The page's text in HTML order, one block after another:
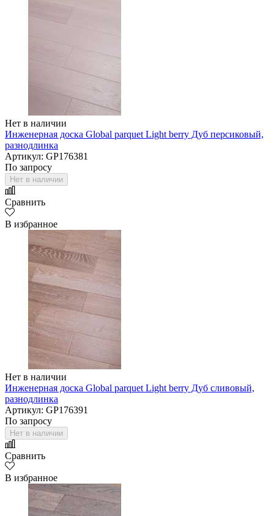
Нет в наличии
Инженерная доска Global parquet Light berry Дуб персиковый,
разнодлинка
Артикул: GP176381
По запросу
Нет в наличии
Сравнить
В избранное
Нет в наличии
Инженерная доска Global parquet Light berry Дуб сливовый,
разнодлинка
Артикул: GP176391
По запросу
Нет в наличии
Сравнить
В избранное